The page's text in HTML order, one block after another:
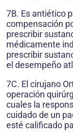
7B. Es antiético
compensación
prescribir
médicamente
prescribir
el desempeño
7C. El cirujano
operación
cuales la
cuidado de un
esté calificado